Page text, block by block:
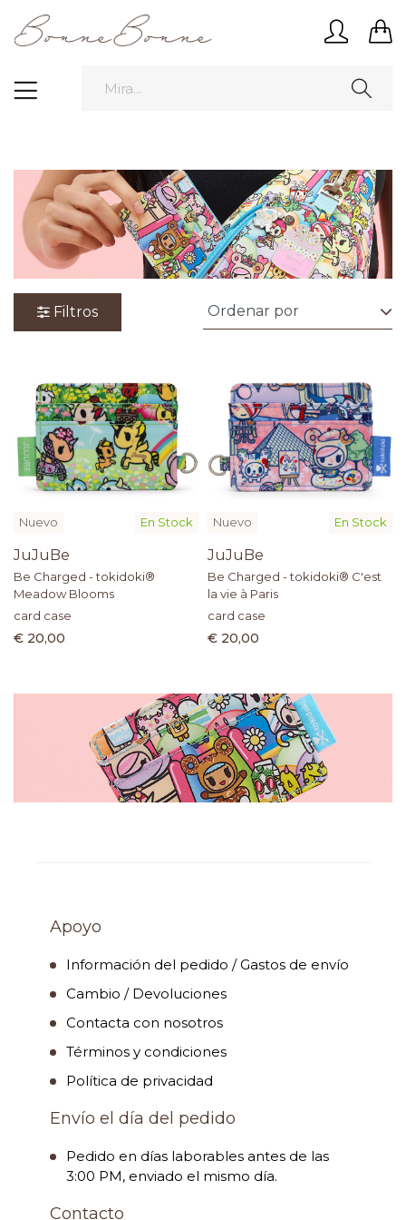
Filtros
En Stock
Nuevo
JuJuBe
Be Charged - tokidoki®
Meadow Blooms
card case
€ 20,00
En Stock
Nuevo
JuJuBe
Be Charged - tokidoki® C'est
la vie à Paris
card case
€ 20,00
Apoyo
Información del pedido / Gastos de envío
Cambio / Devoluciones
Contacta con nosotros
Términos y condiciones
Política de privacidad
Envío el día del pedido
Pedido en días laborables antes de las
3:00 PM, enviado el mismo día.
Contacto